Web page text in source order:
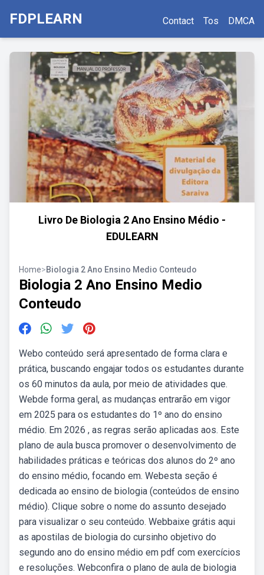
FDPLEARN Contact Tos DMCA
Livro De Biologia 2 Ano Ensino Médio -
EDULEARN
Home>Biologia 2 Ano Ensino Medio Conteudo
Biologia 2 Ano Ensino Medio
Conteudo
Webo conteúdo será apresentado de forma clara e
prática, buscando engajar todos os estudantes durante
os 60 minutos da aula, por meio de atividades que.
Webde forma geral, as mudanças entrarão em vigor
em 2025 para os estudantes do 1º ano do ensino
médio. Em 2026 , as regras serão aplicadas aos. Este
plano de aula busca promover o desenvolvimento de
habilidades práticas e teóricas dos alunos do 2º ano
do ensino médio, focando em. Webesta seção é
dedicada ao ensino de biologia (conteúdos de ensino
médio). Clique sobre o nome do assunto desejado
para visualizar o seu conteúdo. Webbaixe grátis aqui
as apostilas de biologia do cursinho objetivo do
segundo ano do ensino médio em pdf com exercícios
e resoluções. Webconfira o plano de aula de biologia